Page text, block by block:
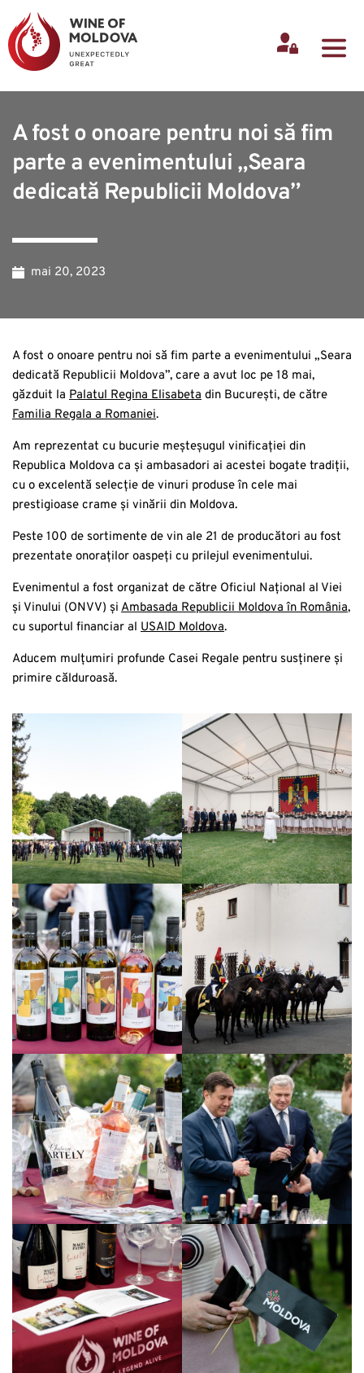
A fost o onoare pentru noi să fim
parte a evenimentului „Seara
dedicată Republicii Moldova”
mai 20, 2023
A fost o onoare pentru noi să fim parte a evenimentului „Seara
dedicată Republicii Moldova”, care a avut loc pe 18 mai,
găzduit la Palatul Regina Elisabeta din București, de către
Familia Regala a Romaniei.
Am reprezentat cu bucurie meșteșugul vinificației din
Republica Moldova ca și ambasadori ai acestei bogate tradiții,
cu o excelentă selecție de vinuri produse în cele mai
prestigioase crame și vinării din Moldova.
Peste 100 de sortimente de vin ale 21 de producători au fost
prezentate onoraților oaspeți cu prilejul evenimentului.
Evenimentul a fost organizat de către Oficiul Național al Viei
și Vinului (ONVV) și Ambasada Republicii Moldova în România,
cu suportul financiar al USAID Moldova.
Aducem mulțumiri profunde Casei Regale pentru susținere și
primire călduroasă.